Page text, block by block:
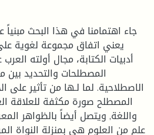
جاء اهتمامنا في هذا البحث
يعني اتفاق مجموعة لغوية
أدبيات الكتابة، مجال أولته
المصطلحات والتحديد بين
الاصطلاحية. لما لـها من تأثير على
المصطلح صورة مكثفة للعلاقة
واللغة, ويتصل أيضاً بالظواهر
علم من العلوم هي بمنزلة النواة